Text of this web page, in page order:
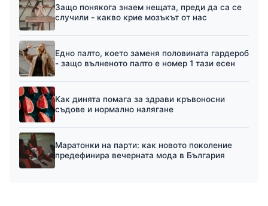
Защо понякога знаем нещата, преди да са се
случили - какво крие мозъкът от нас
Едно палто, което заменя половината гардероб
- защо вълненото палто е номер 1 тази есен
Как динята помага за здрави кръвоносни
съдове и нормално налягане
Маратонки на парти: как новото поколение
предефинира вечерната мода в България